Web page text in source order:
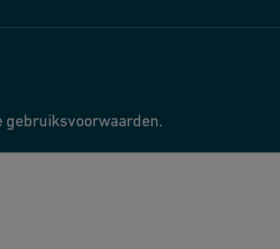
gebruiksvoorwaarden.